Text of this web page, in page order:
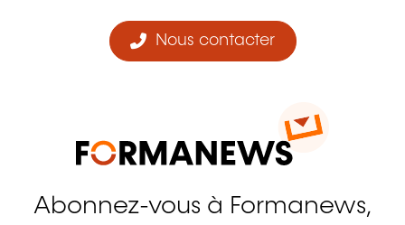
Nous contacter
Abonnez-vous à Formanews,